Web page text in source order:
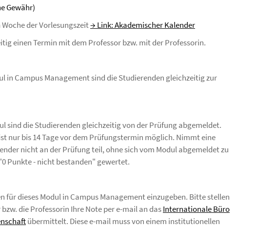
Gewähr)
der Vorlesungszeit→ Link: Akademischer Kalender
einen Termin mit dem Professor bzw. mit der Professorin.
in Campus Management sind die Studierenden gleichzeitig zur
sind die Studierenden gleichzeitig von der Prüfung abgemeldet.
nur bis 14 Tage vor dem Prüfungstermin möglich. Nimmt eine
nicht an der Prüfung teil, ohne sich vom Modul abgemeldet zu
Punkte - nicht bestanden" gewertet.
für dieses Modul in Campus Management einzugeben. Bitte stellen
die Professorin Ihre Note per e-mail an dasInternationale Büro
übermittelt. Diese e-mail muss von einem institutionellen